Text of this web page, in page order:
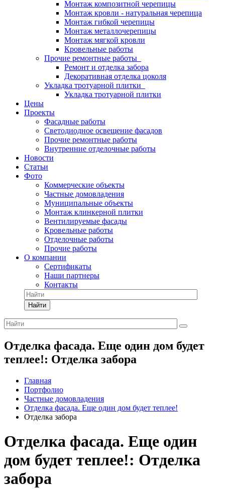
Монтаж композитной черепицы
Монтаж кровли - натуральная черепица
Монтаж гибкой черепицы
Монтаж металлочерепицы
Монтаж мягкой кровли
Кровельные работы
Прочие ремонтные работы
Ремонт и отделка забора
Декоративная отделка цоколя
Укладка тротуарной плитки
Укладка тротуарной плитки
Цены
Проекты
Фасадные работы
Светодиодное освещение фасадов
Прочие ремонтные работы
Внутренние отделочные работы
Новости
Статьи
Фото
Коммерческие объекты
Частные домовладения
Муниципальные объекты
Монтаж клинкерной плитки
Вентилируемые фасады
Кровельные работы
Отделочные работы
Прочие работы
О компании
Сертификаты
Наши партнеры
Контакты
Найти
Отделка фасада. Еще один дом будет
теплее!: Отделка забора
Главная
Портфолио
Частные домовладения
Отделка фасада. Еще один дом будет теплее!
Отделка забора
Отделка фасада. Еще один
дом будет теплее!: Отделка
забора